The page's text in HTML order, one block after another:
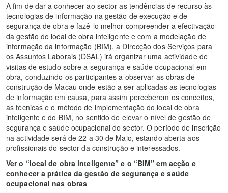
A fim de dar a conhecer ao sector as tendências de recurso às
tecnologias de informação na gestão de execução e de
segurança de obra e fazê-lo melhor compreender a efectivação
da gestão do local de obra inteligente e com a modelação de
informação da informação (BIM), a Direcção dos Serviços para
os Assuntos Laborais (DSAL) irá organizar uma actividade de
visitas de estudo sobre a segurança e saúde ocupacional em
obra, conduzindo os participantes a observar as obras de
construção de Macau onde estão a ser aplicadas as tecnologias
de informação em causa, para assim perceberem os conceitos,
as técnicas e o método de implementação do local de obra
inteligente e do BIM, no sentido de elevar o nível de gestão de
segurança e saúde ocupacional do sector. O período de inscrição
na actividade será de 22 a 30 de Maio, estando aberta aos
profissionais do sector da construção e interessados.
Ver o “local de obra inteligente” e o “BIM” em acção e
conhecer a prática da gestão de segurança e saúde
ocupacional nas obras